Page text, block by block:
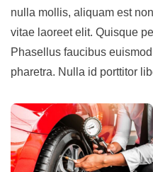
nulla mollis, aliquam est
vitae laoreet elit. Quisque
Phasellus faucibus
pharetra. Nulla id porttitor